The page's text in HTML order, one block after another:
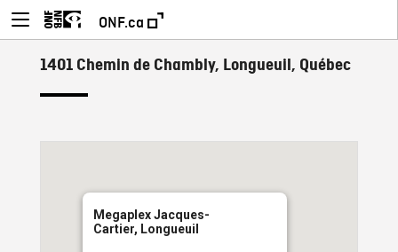
ONF.ca
1401 Chemin de Chambly, Longueuil, Québec
Megaplex Jacques-
Cartier, Longueuil